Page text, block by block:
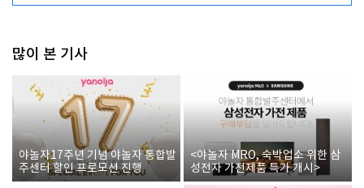
많이 본 기사
야놀자17주년 기념 야놀자 통합발
주센터 할인 프로모션 진행
<야놀자 MRO, 숙박업소 위한 삼
성전자 가전제품 특가 개시>